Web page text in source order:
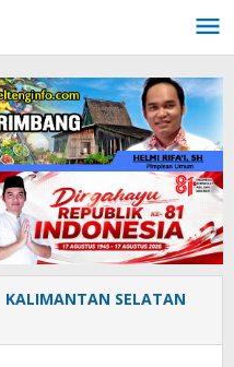
KALIMANTAN SELATAN